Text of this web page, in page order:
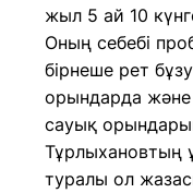
жыл 5 ай 10
Оның себебі
бірнеше рет
орындарда
сауық
Тұрлыхановтың
туралы ол